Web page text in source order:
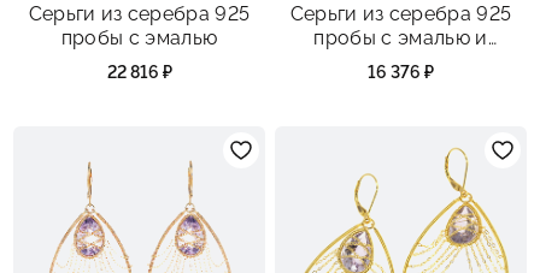
Серьги из серебра 925
пробы с эмалью
22 816 ₽
Серьги из серебра 925
пробы с эмалью и
фианитами
16 376 ₽